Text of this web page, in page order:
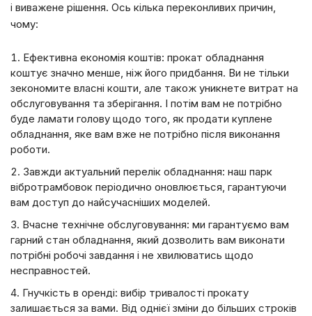
і виважене рішення. Ось кілька переконливих причин,
чому:
Ефективна економія коштів: прокат обладнання
коштує значно менше, ніж його придбання. Ви не тільки
зекономите власні кошти, але також уникнете витрат на
обслуговування та зберігання. І потім вам не потрібно
буде ламати голову щодо того, як продати куплене
обладнання, яке вам вже не потрібно після виконання
роботи.
Завжди актуальний перелік обладнання: наш парк
вібротрамбовок періодично оновлюється, гарантуючи
вам доступ до найсучасніших моделей.
Вчасне технічне обслуговування: ми гарантуємо вам
гарний стан обладнання, який дозволить вам виконати
потрібні робочі завдання і не хвилюватись щодо
несправностей.
Гнучкість в оренді: вибір тривалості прокату
залишається за вами. Від однієї зміни до більших строків